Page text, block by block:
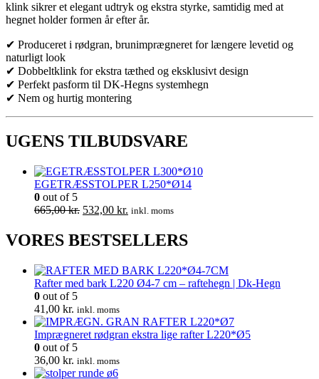
klink sikrer et elegant udtryk og ekstra styrke, samtidig med at
hegnet holder formen år efter år.
✔ Produceret i rødgran, brunimprægneret for længere levetid og
naturligt look
✔ Dobbeltklink for ekstra tæthed og eksklusivt design
✔ Perfekt pasform til DK-Hegns systemhegn
✔ Nem og hurtig montering
UGENS TILBUDSVARE
EGETRÆSSTOLPER L250*Ø14
0 out of 5
665,00kr. Den
pris
var:
532,00 kr. Den
pris
er:
inkl. moms
VORES BESTSELLERS
Rafter med bark L220 Ø4-7 cm – raftehegn | Dk-Hegn
0 out of 5
41,00 kr. inkl. moms
Imprægneret rødgran ekstra lige rafter L220*Ø5
0 out of 5
36,00 kr. inkl. moms